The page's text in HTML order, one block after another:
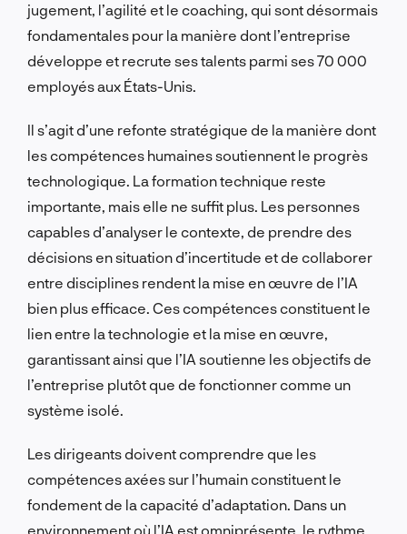
jugement, l’agilité et le coaching, qui sont désormais
fondamentales pour la manière dont l’entreprise
développe et recrute ses talents parmi ses 70 000
employés aux États-Unis.
Il s’agit d’une refonte stratégique de la manière dont
les compétences humaines soutiennent le progrès
technologique. La formation technique reste
importante, mais elle ne suffit plus. Les personnes
capables d’analyser le contexte, de prendre des
décisions en situation d’incertitude et de collaborer
entre disciplines rendent la mise en œuvre de l’IA
bien plus efficace. Ces compétences constituent le
lien entre la technologie et la mise en œuvre,
garantissant ainsi que l’IA soutienne les objectifs de
l’entreprise plutôt que de fonctionner comme un
système isolé.
Les dirigeants doivent comprendre que les
compétences axées sur l’humain constituent le
fondement de la capacité d’adaptation. Dans un
environnement où l’IA est omniprésente, le rythme